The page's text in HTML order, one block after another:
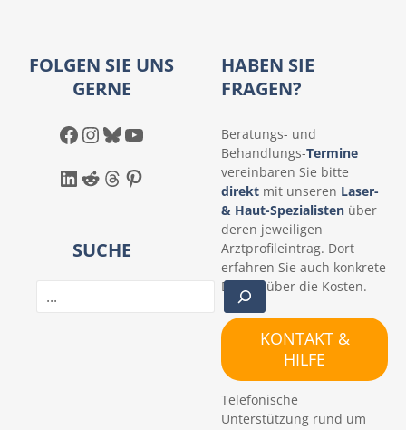
FOLGEN SIE UNS
GERNE
Facebook InstagramBluesky YouTube
LinkedIn Reddit Threads Pinterest
SUCHE
HABEN SIE
FRAGEN?
Beratungs- und
Behandlungs-Termine
vereinbaren Sie bitte
direkt mit unseren Laser-
& Haut-Spezialisten über
deren jeweiligen
Arztprofileintrag. Dort
erfahren Sie auch konkrete
Details über die Kosten.
KONTAKT &
HILFE
Telefonische
Unterstützung rund um